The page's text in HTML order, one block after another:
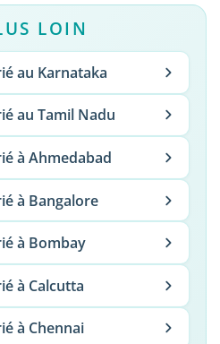
LOIN
au Karnataka
au Tamil Nadu
à Ahmedabad
à Bangalore
à Bombay
à Calcutta
à Chennai